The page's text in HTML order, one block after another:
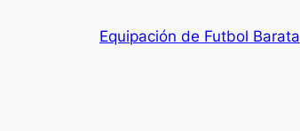
Equipación de Futbol Barata